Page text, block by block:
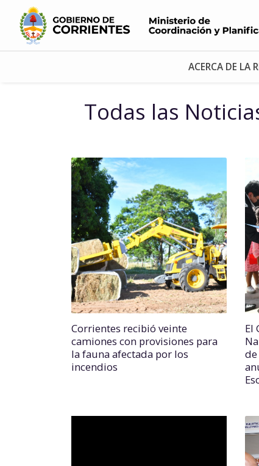
ACERCA DE LA
Todas las
Corrientes recibió veinte
camiones con provisiones para
la fauna afectada por los
incendios
El